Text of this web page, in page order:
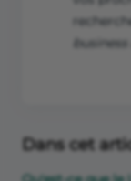
Dans cet